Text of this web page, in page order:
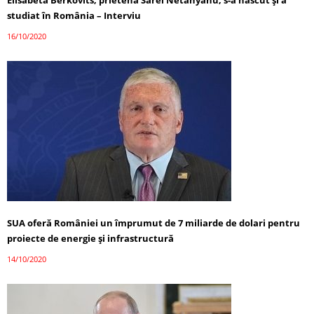
studiat în România – Interviu
16/10/2020
SUA oferă României un împrumut de 7 miliarde de dolari pentru
proiecte de energie și infrastructură
14/10/2020